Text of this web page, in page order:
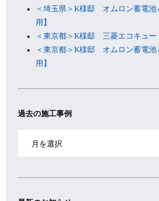
＜埼玉県＞K様邸 オムロン蓄電
用】
＜東京都＞K様邸 三菱エコキュー
＜東京都＞K様邸 オムロン蓄電
用】
過去の施工事例